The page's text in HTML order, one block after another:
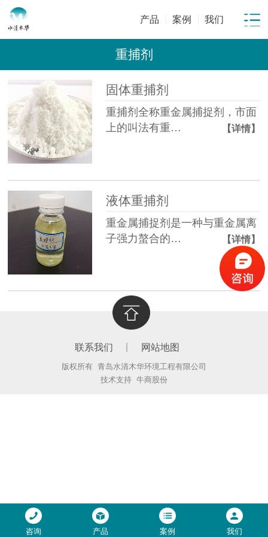
产品 案例 我们
重捕剂
固体重捕剂
重捕剂全称重金属捕捉剂，市面
上的叫法有重…
【详情】
液体重捕剂
重金属捕捉剂是一种与重金属离
子强力螯合的…
【详情】
联系我们 网站地图
版权所有 青岛水清木华环境工程有限公司
技术支持 牛商股份
咨询 产品 案例 我们